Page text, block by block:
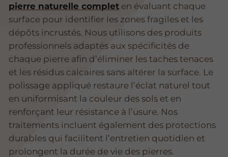
pierre naturelle complet en évaluant chaque
surface pour identifier les zones fragiles et les
dépôts incrustés. Nous utilisons des produits
professionnels adaptés aux spécificités de
chaque pierre afin d’éliminer les taches tenaces
et les résidus calcaires sans altérer la surface. Le
polissage appliqué restaure l’éclat naturel tout
en uniformisant la couleur des sols et en
renforçant leur résistance à l’usure. Nos
traitements incluent également des protections
durables qui facilitent l’entretien quotidien et
prolongent la durée de vie des pierres.